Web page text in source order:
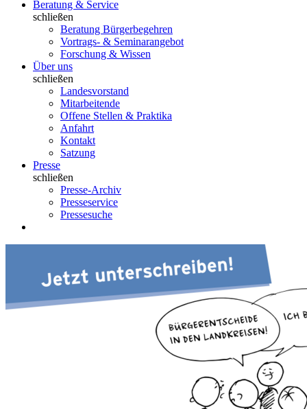
Beratung & Service
schließen
Beratung Bürgerbegehren
Vortrags- & Seminarangebot
Forschung & Wissen
Über uns
schließen
Landesvorstand
Mitarbeitende
Offene Stellen & Praktika
Anfahrt
Kontakt
Satzung
Presse
schließen
Presse-Archiv
Presseservice
Pressesuche